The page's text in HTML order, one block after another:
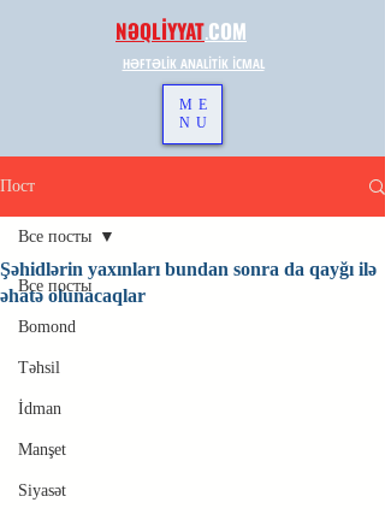
NƏQLİYYAT.COM
HƏFTƏLİK ANALİTİK İCMAL
ME
NU
Пост
Все посты
Bomond
Təhsil
İdman
Manşet
Siyasət
Все посты
Şəhidlərin yaxınları bundan sonra da qayğı ilə
əhatə olunacaqlar